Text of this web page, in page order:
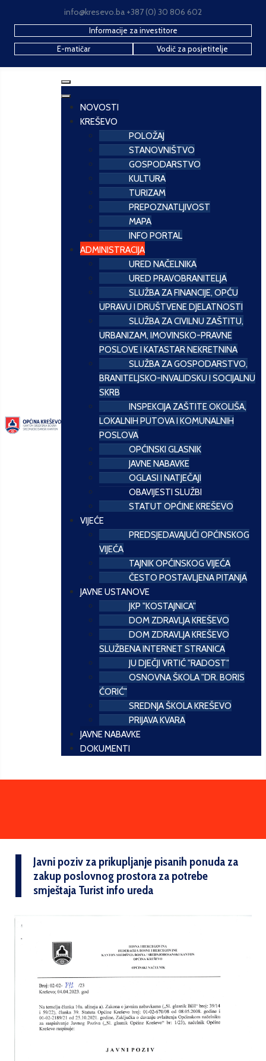
info@kresevo.ba +387 (0) 30 806 602
Informacije za investitore
E-matičar
Vodič za posjetitelje
NOVOSTI
KREŠEVO
POLOŽAJ
STANOVNIŠTVO
GOSPODARSTVO
KULTURA
TURIZAM
PREPOZNATLJIVOST
MAPA
INFO PORTAL
ADMINISTRACIJA
URED NAČELNIKA
URED PRAVOBRANITELJA
SLUŽBA ZA FINANCIJE, OPĆU
UPRAVU I DRUŠTVENE DJELATNOSTI
SLUŽBA ZA CIVILNU ZAŠTITU,
URBANIZAM, IMOVINSKO-PRAVNE
POSLOVE I KATASTAR NEKRETNINA
SLUŽBA ZA GOSPODARSTVO,
BRANITELJSKO-INVALIDSKU I SOCIJALNU
SKRB
INSPEKCIJA ZAŠTITE OKOLIŠA,
LOKALNIH PUTOVA I KOMUNALNIH
POSLOVA
OPĆINSKI GLASNIK
JAVNE NABAVKE
OGLASI I NATJEČAJI
OBAVIJESTI SLUŽBI
STATUT OPĆINE KREŠEVO
VIJEĆE
PREDSJEDAVAJUĆI OPĆINSKOG
VIJEĆA
TAJNIK OPĆINSKOG VIJEĆA
ČESTO POSTAVLJENA PITANJA
JAVNE USTANOVE
JKP "KOSTAJNICA"
DOM ZDRAVLJA KREŠEVO
DOM ZDRAVLJA KREŠEVO
SLUŽBENA INTERNET STRANICA
JU DJEČJI VRTIĆ "RADOST"
OSNOVNA ŠKOLA "DR. BORIS
ĆORIĆ"
SREDNJA ŠKOLA KREŠEVO
PRIJAVA KVARA
JAVNE NABAVKE
DOKUMENTI
Javni poziv za prikupljanje pisanih ponuda za
zakup poslovnog prostora za potrebe
smještaja Turist info ureda